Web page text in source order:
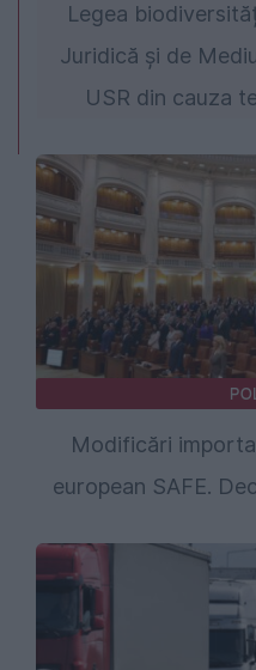
Legea
Juridică și de
USR din cauza
Modificări
european SAFE.